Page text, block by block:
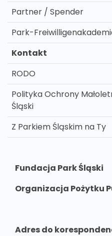
Partner / Spender
Park-
Kontakt
RODO
Polityka Ochrony
Śląski
Z Parkiem Śląskim na Ty
Fundacja Park Śląski
Organizacja Pożytku
Adres do